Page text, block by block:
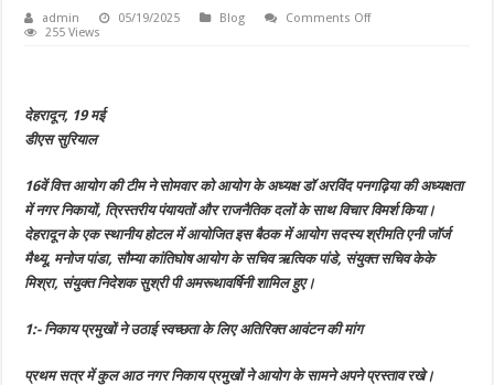
admin 05/19/2025 Blog Comments Offon
दलों
के
प्रतिनिधियों
से
लिए
सुझाव
255 Views
देहरादून, 19 मई
डीएस सुरियाल
16वें वित्त आयोग की टीम ने सोमवार को आयोग के अध्यक्ष डॉ अरविंद पनगढ़िया की अध्यक्षता
में नगर निकायों, त्रिस्तरीय पंयायतों और राजनैतिक दलों के साथ विचार विमर्श किया।
देहरादून के एक स्थानीय होटल में आयोजित इस बैठक में आयोग सदस्य श्रीमति एनी जॉर्ज
मैथ्यू, मनोज पांडा, सौम्या कांतिघोष आयोग के सचिव ऋत्विक पांडे, संयुक्त सचिव केके
मिश्रा, संयुक्त निदेशक सुश्री पी अमरूथावर्षिनी शामिल हुए।
1:- निकाय प्रमुखों ने उठाई स्वच्छता के लिए अतिरिक्त आवंटन की मांग
प्रथम सत्र में कुल आठ नगर निकाय प्रमुखों ने आयोग के सामने अपने प्रस्ताव रखे।